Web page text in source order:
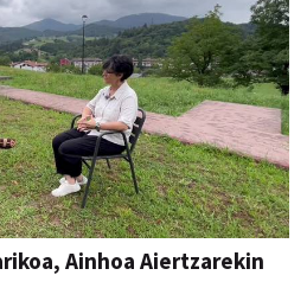
Ainhoa Aiertzarekin